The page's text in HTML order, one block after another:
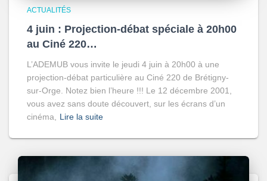
ACTUALITÉS
4 juin : Projection-débat spéciale à 20h00
au Ciné 220…
L’ADEMUB vous invite le jeudi 4 juin à 20h00 à une
projection-débat particulière au Ciné 220 de Brétigny-
sur-Orge. Notez bien l’heure !!! Le 12 décembre 2001,
vous avez sans doute découvert, sur les écrans d’un
cinéma,
Lire la suite